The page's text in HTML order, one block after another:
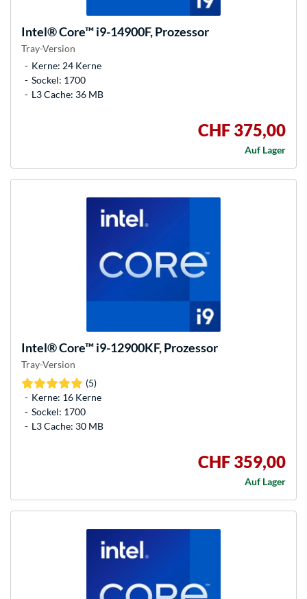
Intel®Core™ i9-14900F, Prozessor
Tray-Version
Kerne: 24 Kerne
Sockel: 1700
L3 Cache: 36 MB
CHF 375,00
Auf Lager
Intel®Core™ i9-12900KF, Prozessor
Tray-Version
(5)
Kerne: 16 Kerne
Sockel: 1700
L3 Cache: 30 MB
CHF 359,00
Auf Lager